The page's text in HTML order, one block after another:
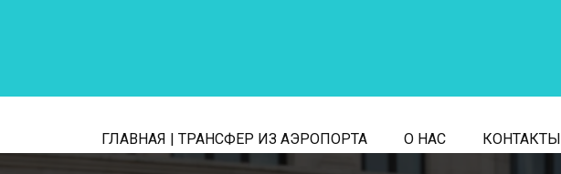
ГЛАВНАЯ | ТРАНСФЕР ИЗ АЭРОПОРТА О НАС КОНТАКТЫ